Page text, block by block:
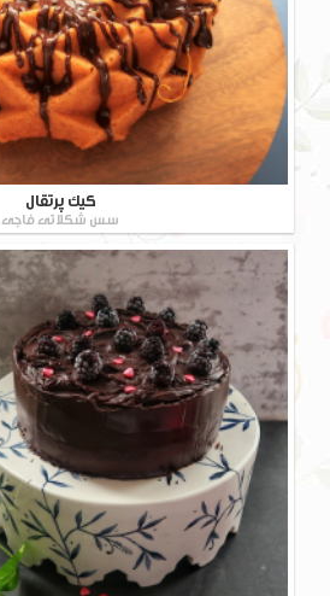
کیک پرتقال
سس شکلاتی فاجی